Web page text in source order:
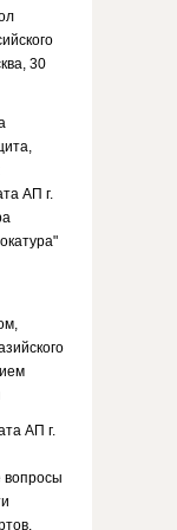
30
АП г.
АП г.
вопросы